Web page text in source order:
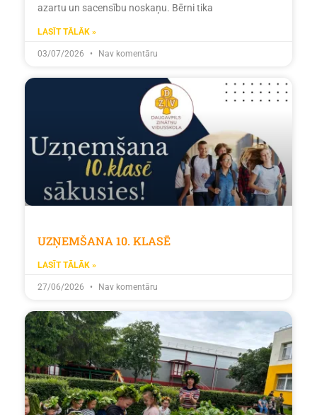
azartu un sacensību noskaņu. Bērni tika
LASĪT TĀLĀK »
03/07/2026 Nav komentāru
UZŅEMŠANA 10. KLASĒ
LASĪT TĀLĀK »
27/06/2026 Nav komentāru